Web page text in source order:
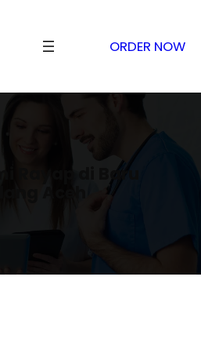
ORDER NOW
Rayap di Baru